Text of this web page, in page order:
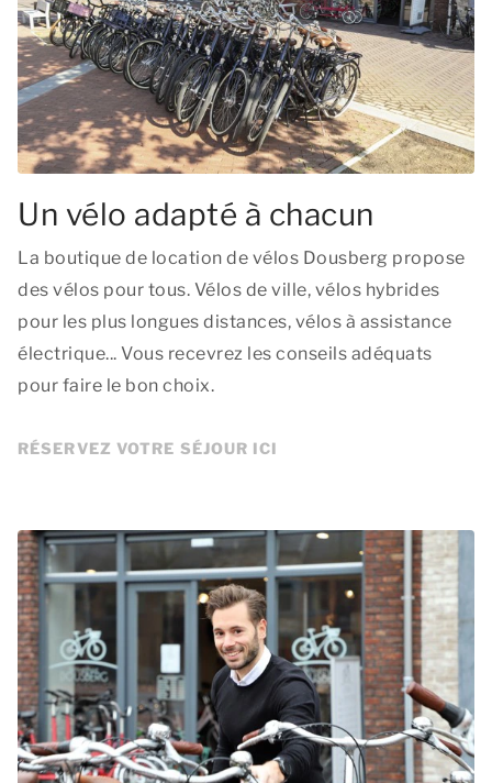
Un vélo adapté à chacun
La boutique de location de vélos Dousberg propose
des vélos pour tous. Vélos de ville, vélos hybrides
pour les plus longues distances, vélos à assistance
électrique... Vous recevrez les conseils adéquats
pour faire le bon choix.
RÉSERVEZ VOTRE SÉJOUR ICI